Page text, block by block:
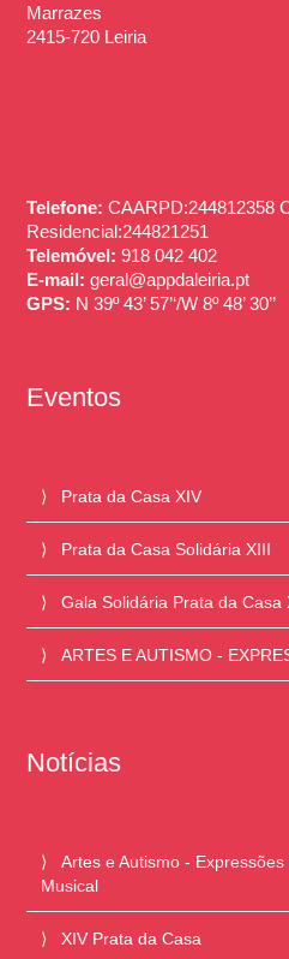
Marrazes
2415-720 Leiria
Telefone: CAARPD:244812358
Residencial:244821251
Telemóvel: 918 042 402
E-mail: geral@appdaleiria.pt
GPS: N 39º 43’ 57’‘/W 8º 48’ 30’’
Eventos
Prata da Casa XIV
Prata da Casa Solidária XIII
Gala Solidária Prata da Casa
ARTES E AUTISMO -
Notícias
Artes e Autismo -
Musical
XIV Prata da Casa